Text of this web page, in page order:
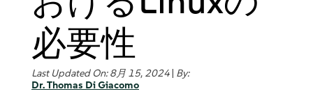
必要性
Last Updated On: 8月 15, 2024| By:
Dr. Thomas Di Giacomo